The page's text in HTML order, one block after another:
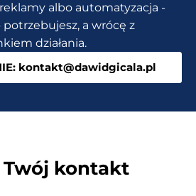
albo automatyzacja -
a wrócę z
działania.
kontakt@dawidgicala.pl
Twój kontakt